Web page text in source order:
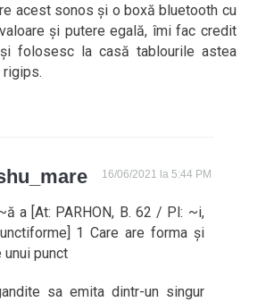
acest sonos și o boxă bluetooth cu
și putere egală, îmi fac credit
folosesc la casă tablourile astea
16/06/2021 la 5:44 PM
a [At: PARHON, B. 62 / Pl: ~i,
1 Care are forma și
punct
sa emita dintr-un singur